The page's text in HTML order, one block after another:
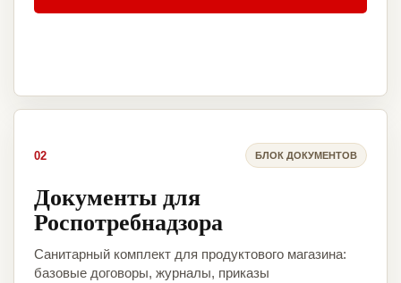
02 БЛОК ДОКУМЕНТОВ
Документы для
Роспотребнадзора
Санитарный комплект для продуктового магазина:
базовые договоры, журналы, приказы